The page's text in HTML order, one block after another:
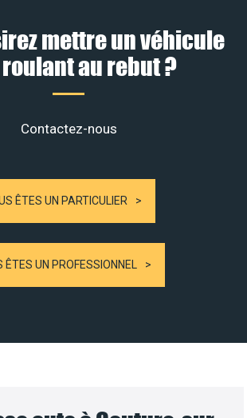
mettre un véhicule
au rebut ?
Contactez-nous
ÊTES UN PARTICULIER
ÊTES UN PROFESSIONNEL